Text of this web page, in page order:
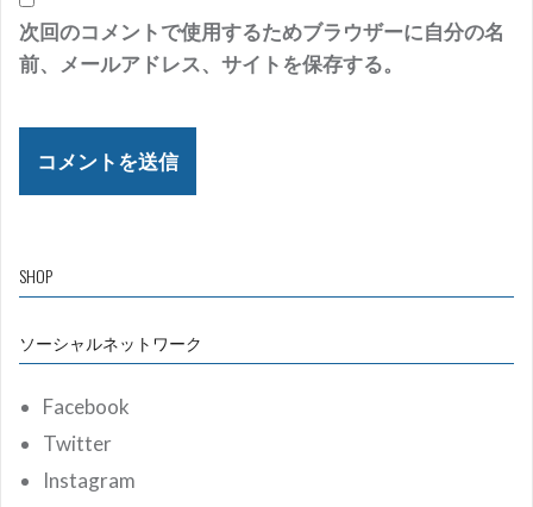
次回のコメントで使用するためブラウザーに自分の名
前、メールアドレス、サイトを保存する。
SHOP
ソーシャルネットワーク
Facebook
Twitter
Instagram